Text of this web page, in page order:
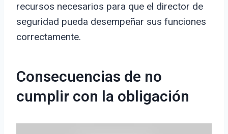
recursos necesarios para que el director de
seguridad pueda desempeñar sus funciones
correctamente.
Consecuencias de no
cumplir con la obligación